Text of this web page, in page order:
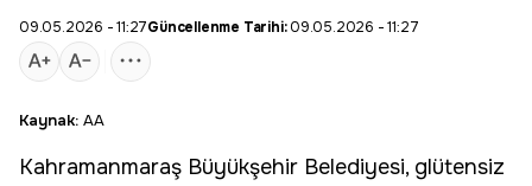
09.05.2026 - 11:27Güncellenme Tarihi:09.05.2026 - 11:27
Kaynak: AA
Kahramanmaraş Büyükşehir Belediyesi, glütensiz